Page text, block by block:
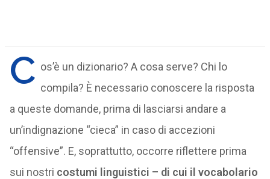
C os’è un dizionario? A cosa serve? Chi lo
compila? È necessario conoscere la risposta
a queste domande, prima di lasciarsi andare a
un’indignazione “cieca” in caso di accezioni
“offensive”. E, soprattutto, occorre riflettere prima
sui nostri costumi linguistici – di cui il vocabolario